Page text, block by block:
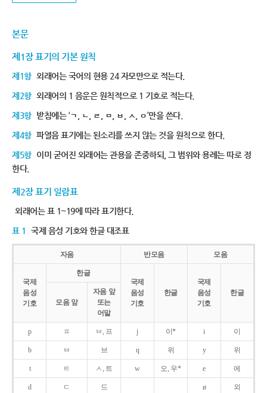
본문
제1장 표기의 기본 원칙
제1항 외래어는 국어의 현용 24 자모만으로 적는다.
제2항 외래어의 1 음운은 원칙적으로 1 기호로 적는다.
제3항 받침에는 ‘ㄱ, ㄴ, ㄹ, ㅁ, ㅂ, ㅅ, ㅇ’만을 쓴다.
제4항 파열음 표기에는 된소리를 쓰지 않는 것을 원칙으로 한다.
제5항 이미 굳어진 외래어는 관용을 존중하되, 그 범위와 용례는 따로 정
한다.
제2장 표기 일람표
외래어는 표 1~19에 따라 표기한다.
표 1 국제 음성 기호와 한글 대조표
자음 반모음 모음
국제
음성
기호
한글
국제
음성
기호
한글
국제
음성
기호
한글
모음 앞
자음 앞
또는
어말
p ㅍ ㅂ, 프 j 이* i 이
b ㅂ 브 ɥ 위 y 위
t ㅌ ㅅ, 트 w 오, 우* e 에
d ㄷ 드 ø 외